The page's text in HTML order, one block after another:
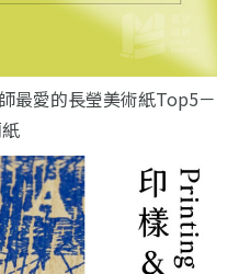
最愛的長瑩美術紙Top5－